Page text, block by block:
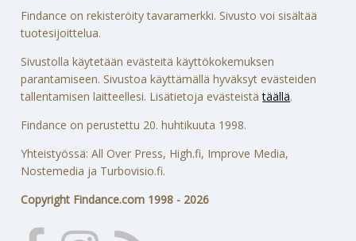
Findance on rekisteröity tavaramerkki. Sivusto voi sisältää
tuotesijoittelua.
Sivustolla käytetään evästeitä käyttökokemuksen
parantamiseen. Sivustoa käyttämällä hyväksyt evästeiden
tallentamisen laitteellesi. Lisätietoja evästeistätäällä.
Findance on perustettu 20. huhtikuuta 1998.
Yhteistyössä: All Over Press, High.fi, Improve Media,
Nostemedia ja Turbovisio.fi.
Copyright Findance.com 1998 - 2026